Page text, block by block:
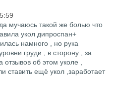
мучаюсь такой же болью что
укол дипроспан+
намного , но рука
груди , в сторону , за
отзывов об этом уколе ,
ставить ещё укол ,заработает